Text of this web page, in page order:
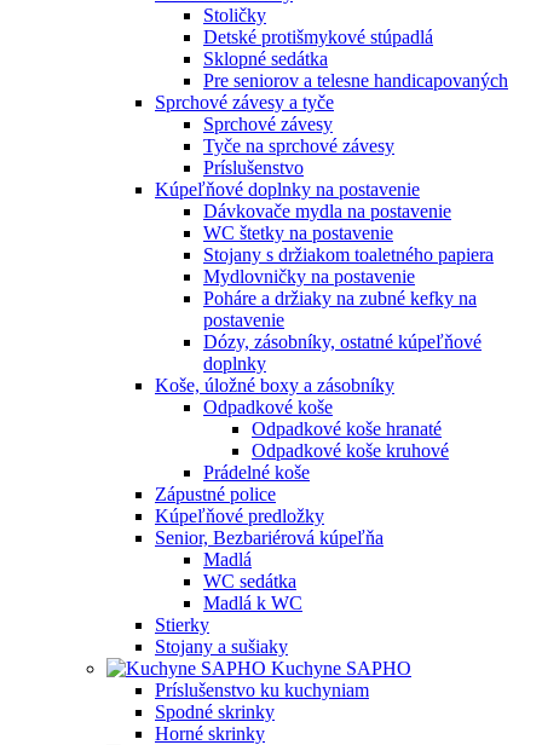
Stoličky
Detské protišmykové stúpadlá
Sklopné sedátka
Pre seniorov a telesne handicapovaných
Sprchové závesy a tyče
Sprchové závesy
Tyče na sprchové závesy
Príslušenstvo
Kúpeľňové doplnky na postavenie
Dávkovače mydla na postavenie
WC štetky na postavenie
Stojany s držiakom toaletného papiera
Mydlovničky na postavenie
Poháre a držiaky na zubné kefky na
postavenie
Dózy, zásobníky, ostatné kúpeľňové
doplnky
Koše, úložné boxy a zásobníky
Odpadkové koše
Odpadkové koše hranaté
Odpadkové koše kruhové
Prádelné koše
Zápustné police
Kúpeľňové predložky
Senior, Bezbariérová kúpeľňa
Madlá
WC sedátka
Madlá k WC
Stierky
Stojany a sušiaky
Kuchyne SAPHO
Príslušenstvo ku kuchyniam
Spodné skrinky
Horné skrinky